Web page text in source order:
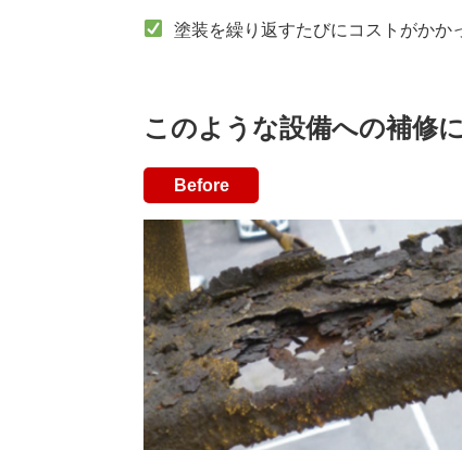
塗装を繰り返すたびにコストがか
このような設備への補修
Before